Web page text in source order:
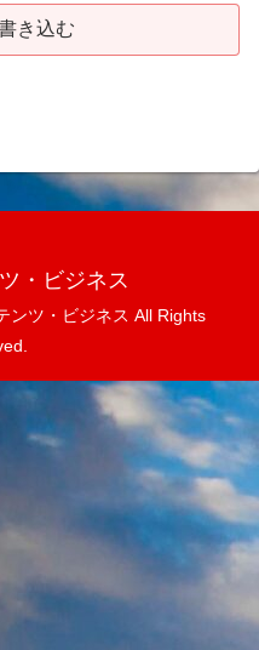
き込む
・ビジネス
ンツ・ビジネス All Rights